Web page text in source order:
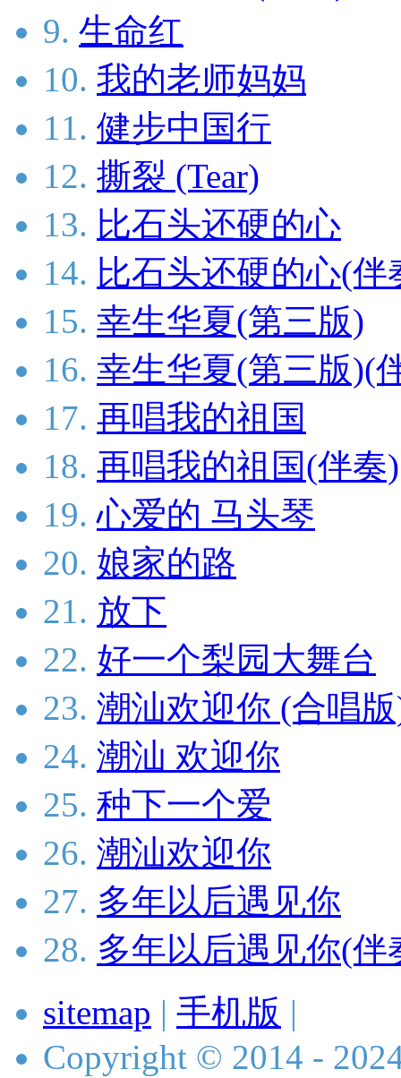
9. 生命红
10. 我的老师妈妈
11. 健步中国行
12. 撕裂 (Tear)
13. 比石头还硬的心
14. 比石头还硬的心(伴
15. 幸生华夏(第三版)
16. 幸生华夏(第三版)(
17. 再唱我的祖国
18. 再唱我的祖国(伴奏)
19. 心爱的 马头琴
20. 娘家的路
21. 放下
22. 好一个梨园大舞台
23. 潮汕欢迎你 (合唱
24. 潮汕 欢迎你
25. 种下一个爱
26. 潮汕欢迎你
27. 多年以后遇见你
28. 多年以后遇见你(伴
sitemap | 手机版 |
Copyright © 2014 -